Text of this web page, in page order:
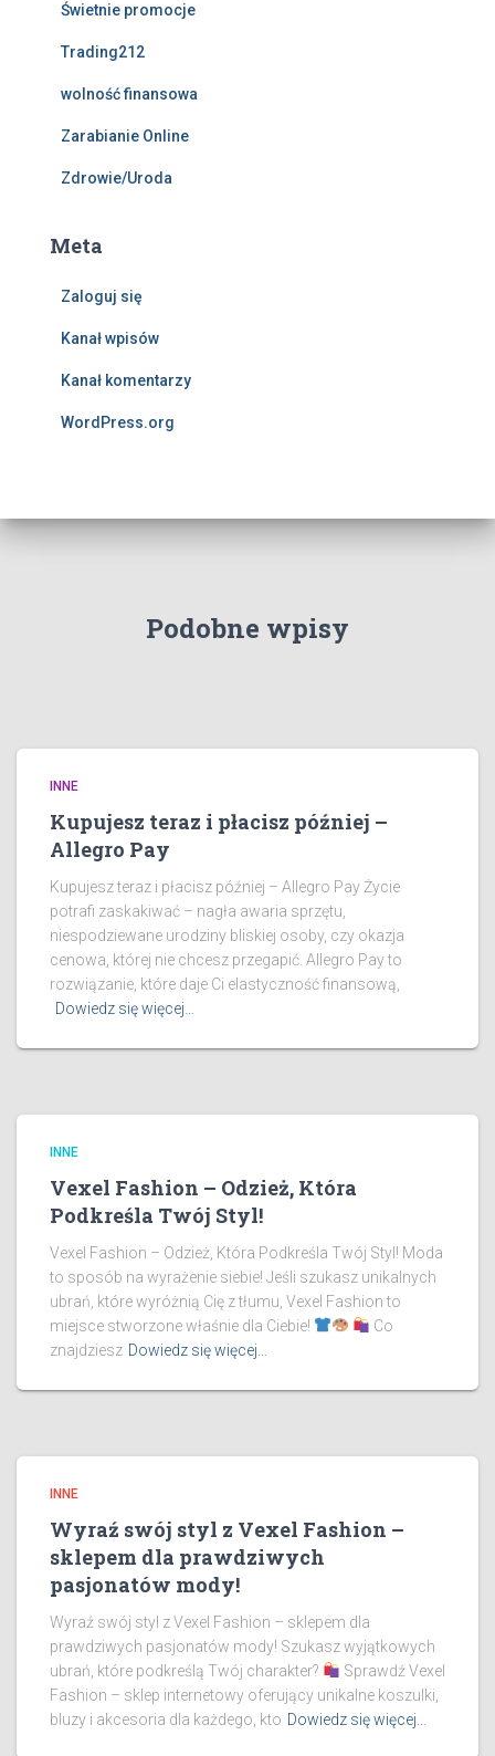
Świetnie promocje
Trading212
wolność finansowa
Zarabianie Online
Zdrowie/Uroda
Meta
Zaloguj się
Kanał wpisów
Kanał komentarzy
WordPress.org
Podobne wpisy
INNE
Kupujesz teraz i płacisz później –
Allegro Pay
Kupujesz teraz i płacisz później – Allegro Pay Życie
potrafi zaskakiwać – nagła awaria sprzętu,
niespodziewane urodziny bliskiej osoby, czy okazja
cenowa, której nie chcesz przegapić. Allegro Pay to
rozwiązanie, które daje Ci elastyczność finansową,
Dowiedz się więcej…
INNE
Vexel Fashion – Odzież, Która
Podkreśla Twój Styl!
Vexel Fashion – Odzież, Która Podkreśla Twój Styl! Moda
to sposób na wyrażenie siebie! Jeśli szukasz unikalnych
ubrań, które wyróżnią Cię z tłumu, Vexel Fashion to
miejsce stworzone właśnie dla Ciebie!
Co
znajdziesz Dowiedz się więcej…
INNE
Wyraź swój styl z Vexel Fashion –
sklepem dla prawdziwych
pasjonatów mody!
Wyraź swój styl z Vexel Fashion – sklepem dla
prawdziwych pasjonatów mody! Szukasz wyjątkowych
ubrań, które podkreślą Twój charakter?
Sprawdź Vexel
Fashion – sklep internetowy oferujący unikalne koszulki,
bluzy i akcesoria dla każdego, kto Dowiedz się więcej…